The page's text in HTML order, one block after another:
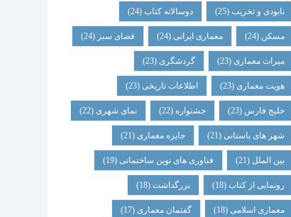
نابودی و تخریب(25) دوسالانه کتاب(24)
مسکن (24) معماری ایرانی(24) فضای سبز (24)
میراث معماری(23) گردشگری(23)
هویت معماری(23) اطلاعات تاریخی(23)
خلیج فارس (23) جشنواره (22) نمای شهری(22)
شهر های باستانی(21) جایزه معماری(21)
بین الملل (21) فناوری های نوین ساختمانی(19)
رونمایی از کتاب(18) بزرگداشت(18)
معماری اسلامی(18) گفتمان معماری(17)